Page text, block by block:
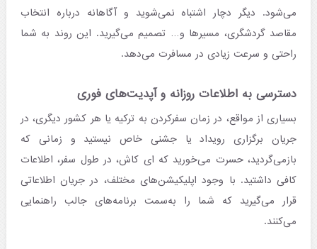
می‌شود. دیگر دچار اشتباه نمی‌شوید و آگاهانه درباره انتخاب
مقاصد گردشگری، مسیرها و… تصمیم‌ می‌گیرید. این روند به شما
راحتی و سرعت زیادی در مسافرت می‌دهد.
دسترسی به اطلاعات روزانه و آپدیت‌های فوری
بسیاری از مواقع، در زمان سفرکردن به ترکیه یا هر کشور دیگری، در
جریان برگزاری رویداد یا جشنی خاص نیستید و زمانی که
بازمی‌گردید، حسرت می‌خورید که ای کاش، در طول سفر، اطلاعات
کافی داشتید. با وجود اپلیکیشن‌های مختلف، در جریان اطلاعاتی
قرار می‌گیرید که شما را به‌سمت برنامه‌های جالب راهنمایی
می‌کنند.